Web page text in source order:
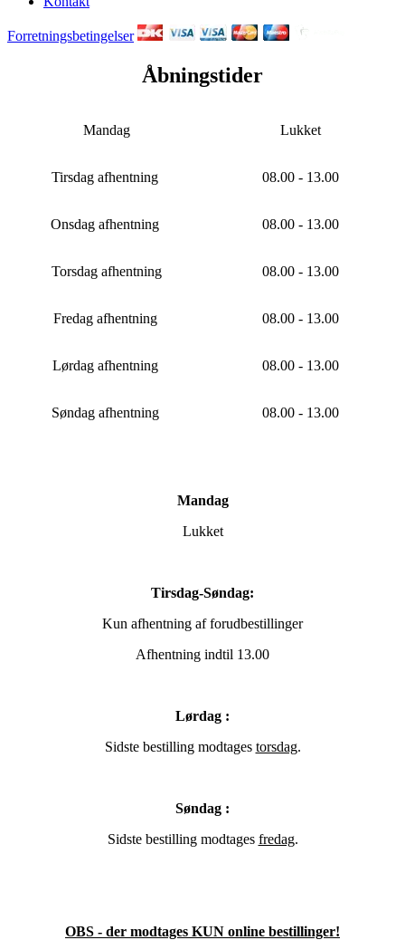
Forretningsbetingelser
Åbningstider
Mandag Lukket
Tirsdag afhentning 08.00 - 13.00
Onsdag afhentning 08.00 - 13.00
Torsdag afhentning 08.00 - 13.00
Fredag afhentning 08.00 - 13.00
Lørdag afhentning 08.00 - 13.00
Søndag afhentning 08.00 - 13.00
Mandag
Lukket
Tirsdag-Søndag:
Kun afhentning af forudbestillinger
Afhentning indtil 13.00
Lørdag :
Sidste bestilling modtages torsdag.
Søndag :
Sidste bestilling modtages fredag.
OBS - der modtages KUN online bestillinger!